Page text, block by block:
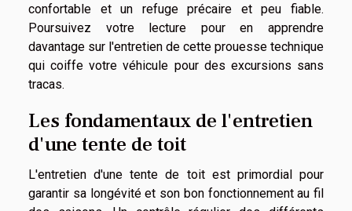
confortable et un refuge précaire et peu fiable.
Poursuivez votre lecture pour en apprendre
davantage sur l'entretien de cette prouesse technique
qui coiffe votre véhicule pour des excursions sans
tracas.
Les fondamentaux de l'entretien
d'une tente de toit
L'entretien d'une tente de toit est primordial pour
garantir sa longévité et son bon fonctionnement au fil